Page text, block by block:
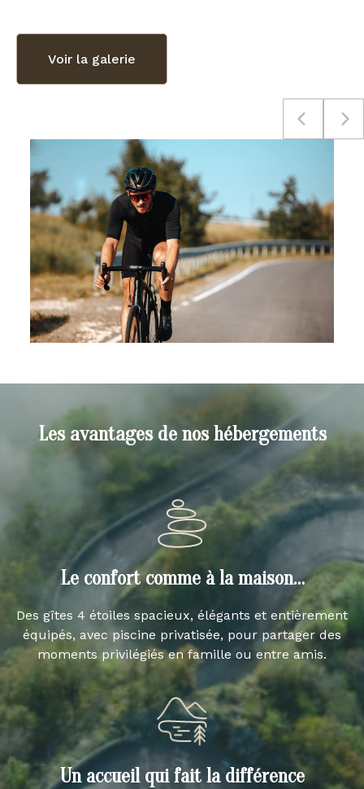
Voir la galerie
Les avantages de nos hébergements
Le confort comme à la maison…
Des gîtes 4 étoiles spacieux, élégants et entièrement
équipés, avec piscine privatisée, pour partager des
moments privilégiés en famille ou entre amis.
Un accueil qui fait la différence